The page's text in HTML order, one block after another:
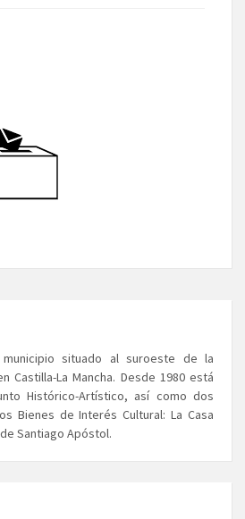
situado al suroeste de la
Castilla-La Mancha. Desde 1980 está
Histórico-Artístico, así como dos
Bienes de Interés Cultural: La Casa
Santiago Apóstol.